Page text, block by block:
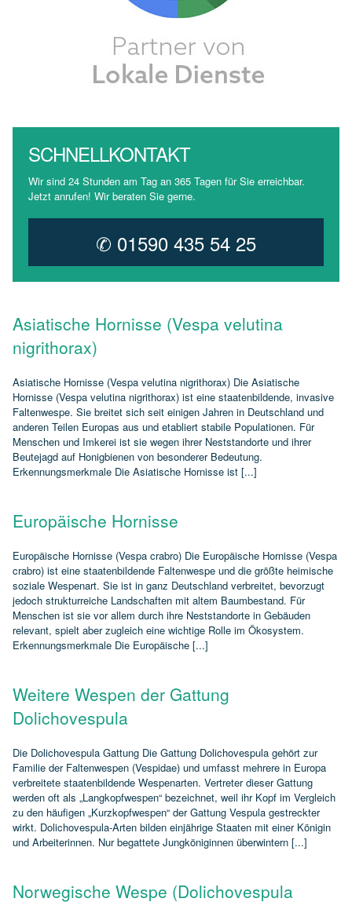
SCHNELLKONTAKT
Wir sind 24 Stunden am Tag an 365 Tagen für Sie erreichbar.
Jetzt anrufen! Wir beraten Sie gerne.
✆ 01590 435 54 25
Asiatische Hornisse (Vespa velutina
nigrithorax)
Asiatische Hornisse (Vespa velutina nigrithorax) Die Asiatische
Hornisse (Vespa velutina nigrithorax) ist eine staatenbildende, invasive
Faltenwespe. Sie breitet sich seit einigen Jahren in Deutschland und
anderen Teilen Europas aus und etabliert stabile Populationen. Für
Menschen und Imkerei ist sie wegen ihrer Neststandorte und ihrer
Beutejagd auf Honigbienen von besonderer Bedeutung.
Erkennungsmerkmale Die Asiatische Hornisse ist [...]
Europäische Hornisse
Europäische Hornisse (Vespa crabro) Die Europäische Hornisse (Vespa
crabro) ist eine staatenbildende Faltenwespe und die größte heimische
soziale Wespenart. Sie ist in ganz Deutschland verbreitet, bevorzugt
jedoch strukturreiche Landschaften mit altem Baumbestand. Für
Menschen ist sie vor allem durch ihre Neststandorte in Gebäuden
relevant, spielt aber zugleich eine wichtige Rolle im Ökosystem.
Erkennungsmerkmale Die Europäische [...]
Weitere Wespen der Gattung
Dolichovespula
Die Dolichovespula Gattung Die Gattung Dolichovespula gehört zur
Familie der Faltenwespen (Vespidae) und umfasst mehrere in Europa
verbreitete staatenbildende Wespenarten. Vertreter dieser Gattung
werden oft als „Langkopfwespen“ bezeichnet, weil ihr Kopf im Vergleich
zu den häufigen „Kurzkopfwespen“ der Gattung Vespula gestreckter
wirkt. Dolichovespula‑Arten bilden einjährige Staaten mit einer Königin
und Arbeiterinnen. Nur begattete Jungköniginnen überwintern [...]
Norwegische Wespe (Dolichovespula